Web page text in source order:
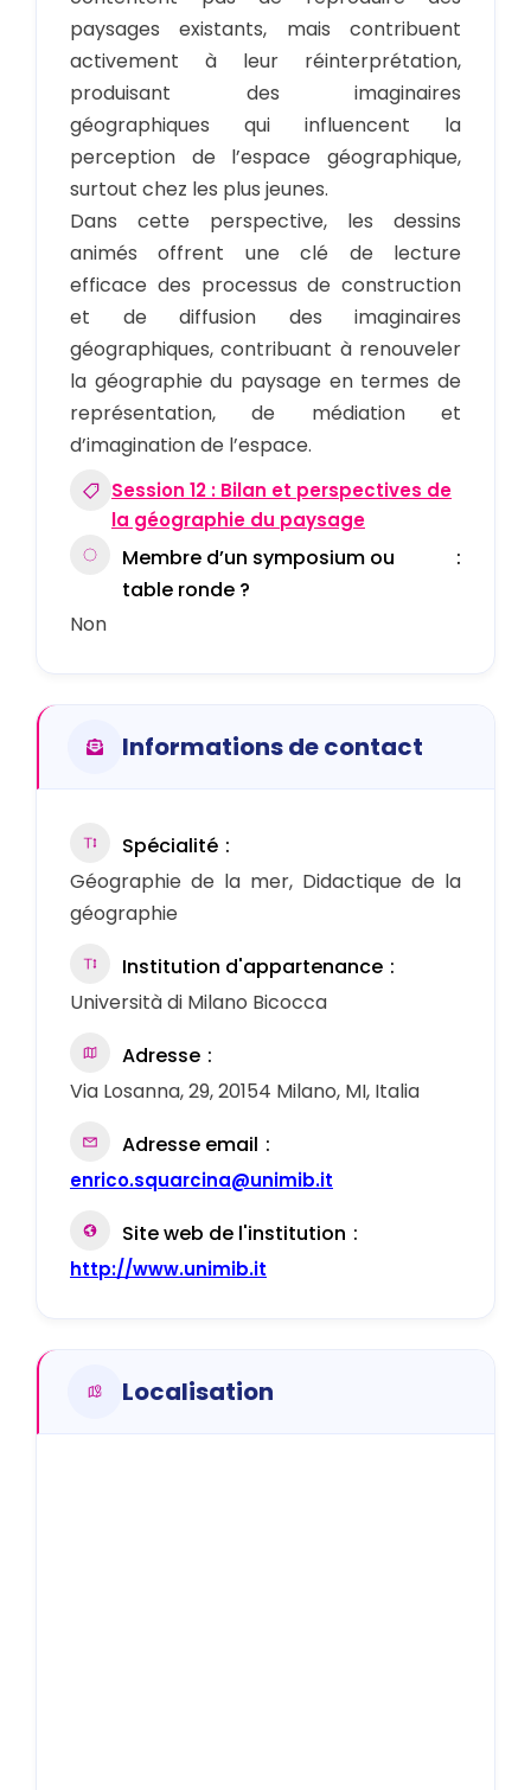
paysages existants, mais contribuent
activement à leur réinterprétation,
produisant des imaginaires
géographiques qui influencent la
perception de l’espace géographique,
surtout chez les plus jeunes.
Dans cette perspective, les dessins
animés offrent une clé de lecture
efficace des processus de construction
et de diffusion des imaginaires
géographiques, contribuant à renouveler
la géographie du paysage en termes de
représentation, de médiation et
d’imagination de l’espace.
Session 12 : Bilan et perspectives de
la géographie du paysage
Membre d’un symposium ou
table ronde ?
Non
Informations de contact
Spécialité
Géographie de la mer, Didactique de la
géographie
Institution d'appartenance
Università di Milano Bicocca
Adresse
Via Losanna, 29, 20154 Milano, MI, Italia
Adresse email
enrico.squarcina@unimib.it
Site web de l'institution
http://www.unimib.it
Localisation